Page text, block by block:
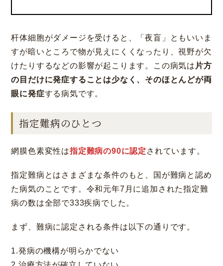
杆体細胞がダメージを受けると、「夜盲」ともいいま
すが暗いところで物が見えにくくなったり、視野が欠
けたりするなどの影響が起こります。この病気は 片方
の目だけに発症することは少なく、そのほとんどが両
眼に発症する病気です。
指定難病のひとつ
網膜色素変性は指定難病の90に認定 されています。
指定難病とはさまざまな条件のもと、国が難病と認め
た病気のことです。令和元年7月に追加された指定難
病の数は全部で333疾病でした。
まず、難病に認定される条件は以下の通りです。
1.発病の機構が明らかでない